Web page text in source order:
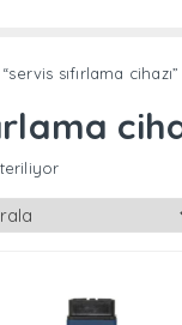
“servis sıfırlama
En
yeniye